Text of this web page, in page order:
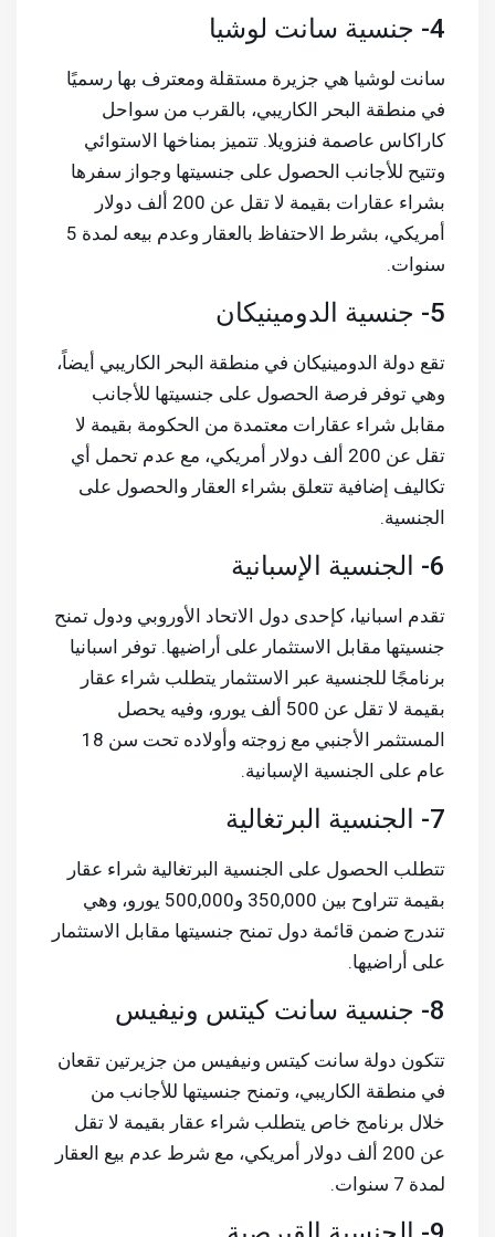
4- جنسية سانت لوشيا
سانت لوشيا هي جزيرة مستقلة ومعترف بها رسميًا
في منطقة البحر الكاريبي، بالقرب من سواحل
كاراكاس عاصمة فنزويلا. تتميز بمناخها الاستوائي
وتتيح للأجانب الحصول على جنسيتها وجواز سفرها
بشراء عقارات بقيمة لا تقل عن 200 ألف دولار
أمريكي، بشرط الاحتفاظ بالعقار وعدم بيعه لمدة 5
سنوات.
5- جنسية الدومينيكان
تقع دولة الدومينيكان في منطقة البحر الكاريبي أيضاً،
وهي توفر فرصة الحصول على جنسيتها للأجانب
مقابل شراء عقارات معتمدة من الحكومة بقيمة لا
تقل عن 200 ألف دولار أمريكي، مع عدم تحمل أي
تكاليف إضافية تتعلق بشراء العقار والحصول على
الجنسية.
6- الجنسية الإسبانية
تقدم اسبانيا، كإحدى دول الاتحاد الأوروبي ودول تمنح
جنسيتها مقابل الاستثمار على أراضيها. توفر اسبانيا
برنامجًا للجنسية عبر الاستثمار يتطلب شراء عقار
بقيمة لا تقل عن 500 ألف يورو، وفيه يحصل
المستثمر الأجنبي مع زوجته وأولاده تحت سن 18
عام على الجنسية الإسبانية.
7- الجنسية البرتغالية
تتطلب الحصول على الجنسية البرتغالية شراء عقار
بقيمة تتراوح بين 350,000 و500,000 يورو، وهي
تندرج ضمن قائمة دول تمنح جنسيتها مقابل الاستثمار
على أراضيها.
8- جنسية سانت كيتس ونيفيس
تتكون دولة سانت كيتس ونيفيس من جزيرتين تقعان
في منطقة الكاريبي، وتمنح جنسيتها للأجانب من
خلال برنامج خاص يتطلب شراء عقار بقيمة لا تقل
عن 200 ألف دولار أمريكي، مع شرط عدم بيع العقار
لمدة 7 سنوات.